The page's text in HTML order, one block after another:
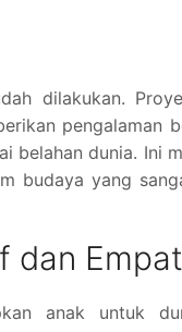
dilakukan.
pengalaman
belahan dunia. Ini
budaya yang
dan
anak untuk